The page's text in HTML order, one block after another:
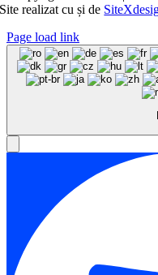
Site realizat cușide
Page load link